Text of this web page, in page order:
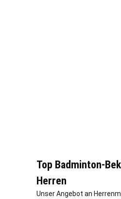
Top Badminton-
Herren
Unser Angebot an